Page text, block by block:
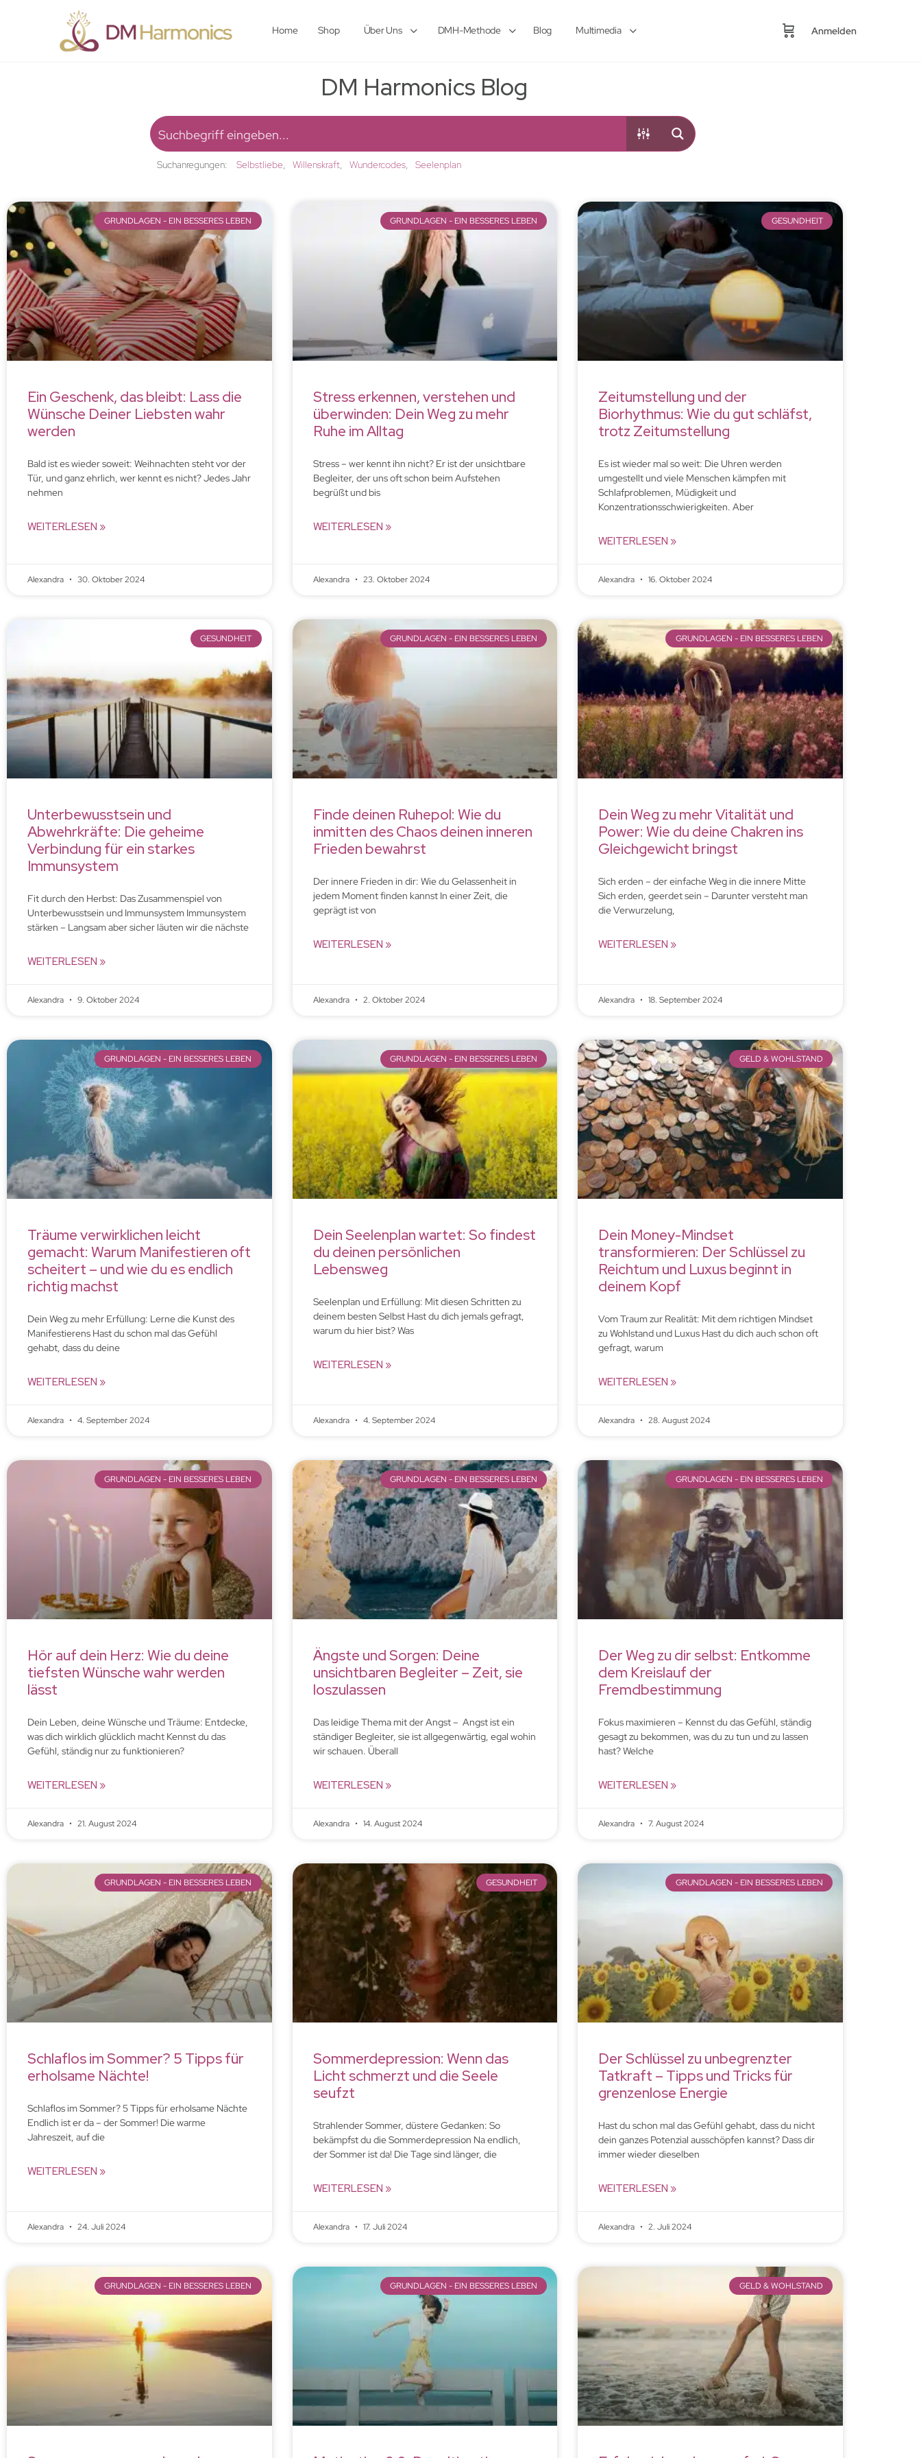
Home Shop Über Uns DMH-Methode Blog Multimedia Anmelden
DM Harmonics Blog
Suchanregungen: Selbstliebe Willenskraft Wundercodes Seelenplan
GRUNDLAGEN - EIN BESSERES LEBEN
Ein Geschenk, das bleibt: Lass die
Wünsche Deiner Liebsten wahr
werden
Bald ist es wieder soweit: Weihnachten steht vor der
Tür, und ganz ehrlich, wer kennt es nicht? Jedes Jahr
nehmen
WEITERLESEN »
Alexandra 30. Oktober 2024
GRUNDLAGEN - EIN BESSERES LEBEN
Stress erkennen, verstehen und
überwinden: Dein Weg zu mehr
Ruhe im Alltag
Stress – wer kennt ihn nicht? Er ist der unsichtbare
Begleiter, der uns oft schon beim Aufstehen
begrüßt und bis
WEITERLESEN »
Alexandra 23. Oktober 2024
GESUNDHEIT
Zeitumstellung und der
Biorhythmus: Wie du gut schläfst,
trotz Zeitumstellung
Es ist wieder mal so weit: Die Uhren werden
umgestellt und viele Menschen kämpfen mit
Schlafproblemen, Müdigkeit und
Konzentrationsschwierigkeiten. Aber
WEITERLESEN »
Alexandra 16. Oktober 2024
GESUNDHEIT
Unterbewusstsein und
Abwehrkräfte: Die geheime
Verbindung für ein starkes
Immunsystem
Fit durch den Herbst: Das Zusammenspiel von
Unterbewusstsein und Immunsystem Immunsystem
stärken – Langsam aber sicher läuten wir die nächste
WEITERLESEN »
Alexandra 9. Oktober 2024
GRUNDLAGEN - EIN BESSERES LEBEN
Finde deinen Ruhepol: Wie du
inmitten des Chaos deinen inneren
Frieden bewahrst
Der innere Frieden in dir: Wie du Gelassenheit in
jedem Moment finden kannst In einer Zeit, die
geprägt ist von
WEITERLESEN »
Alexandra 2. Oktober 2024
GRUNDLAGEN - EIN BESSERES LEBEN
Dein Weg zu mehr Vitalität und
Power: Wie du deine Chakren ins
Gleichgewicht bringst
Sich erden – der einfache Weg in die innere Mitte
Sich erden, geerdet sein – Darunter versteht man
die Verwurzelung,
WEITERLESEN »
Alexandra 18. September 2024
GRUNDLAGEN - EIN BESSERES LEBEN
Träume verwirklichen leicht
gemacht: Warum Manifestieren oft
scheitert – und wie du es endlich
richtig machst
Dein Weg zu mehr Erfüllung: Lerne die Kunst des
Manifestierens Hast du schon mal das Gefühl
gehabt, dass du deine
WEITERLESEN »
Alexandra 4. September 2024
GRUNDLAGEN - EIN BESSERES LEBEN
Dein Seelenplan wartet: So findest
du deinen persönlichen
Lebensweg
Seelenplan und Erfüllung: Mit diesen Schritten zu
deinem besten Selbst Hast du dich jemals gefragt,
warum du hier bist? Was
WEITERLESEN »
Alexandra 4. September 2024
GELD & WOHLSTAND
Dein Money-Mindset
transformieren: Der Schlüssel zu
Reichtum und Luxus beginnt in
deinem Kopf
Vom Traum zur Realität: Mit dem richtigen Mindset
zu Wohlstand und Luxus Hast du dich auch schon oft
gefragt, warum
WEITERLESEN »
Alexandra 28. August 2024
GRUNDLAGEN - EIN BESSERES LEBEN
Hör auf dein Herz: Wie du deine
tiefsten Wünsche wahr werden
lässt
Dein Leben, deine Wünsche und Träume: Entdecke,
was dich wirklich glücklich macht Kennst du das
Gefühl, ständig nur zu funktionieren?
WEITERLESEN »
Alexandra 21. August 2024
GRUNDLAGEN - EIN BESSERES LEBEN
Ängste und Sorgen: Deine
unsichtbaren Begleiter – Zeit, sie
loszulassen
Das leidige Thema mit der Angst – Angst ist ein
ständiger Begleiter, sie ist allgegenwärtig, egal wohin
wir schauen. Überall
WEITERLESEN »
Alexandra 14. August 2024
GRUNDLAGEN - EIN BESSERES LEBEN
Der Weg zu dir selbst: Entkomme
dem Kreislauf der
Fremdbestimmung
Fokus maximieren – Kennst du das Gefühl, ständig
gesagt zu bekommen, was du zu tun und zu lassen
hast? Welche
WEITERLESEN »
Alexandra 7. August 2024
GRUNDLAGEN - EIN BESSERES LEBEN
Schlaflos im Sommer? 5 Tipps für
erholsame Nächte!
Schlaflos im Sommer? 5 Tipps für erholsame Nächte
Endlich ist er da – der Sommer! Die warme
Jahreszeit, auf die
WEITERLESEN »
Alexandra 24. Juli 2024
GESUNDHEIT
Sommerdepression: Wenn das
Licht schmerzt und die Seele
seufzt
Strahlender Sommer, düstere Gedanken: So
bekämpfst du die Sommerdepression Na endlich,
der Sommer ist da! Die Tage sind länger, die
WEITERLESEN »
Alexandra 17. Juli 2024
GRUNDLAGEN - EIN BESSERES LEBEN
Der Schlüssel zu unbegrenzter
Tatkraft – Tipps und Tricks für
grenzenlose Energie
Hast du schon mal das Gefühl gehabt, dass du nicht
dein ganzes Potenzial ausschöpfen kannst? Dass dir
immer wieder dieselben
WEITERLESEN »
Alexandra 2. Juli 2024
GRUNDLAGEN - EIN BESSERES LEBEN GRUNDLAGEN - EIN BESSERES LEBEN GELD & WOHLSTAND